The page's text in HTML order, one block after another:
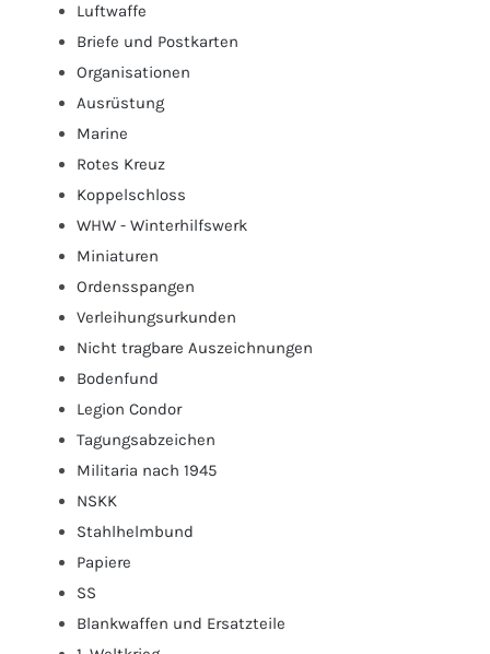
Luftwaffe
Briefe und Postkarten
Organisationen
Ausrüstung
Marine
Rotes Kreuz
Koppelschloss
WHW - Winterhilfswerk
Miniaturen
Ordensspangen
Verleihungsurkunden
Nicht tragbare Auszeichnungen
Bodenfund
Legion Condor
Tagungsabzeichen
Militaria nach 1945
NSKK
Stahlhelmbund
Papiere
SS
Blankwaffen und Ersatzteile